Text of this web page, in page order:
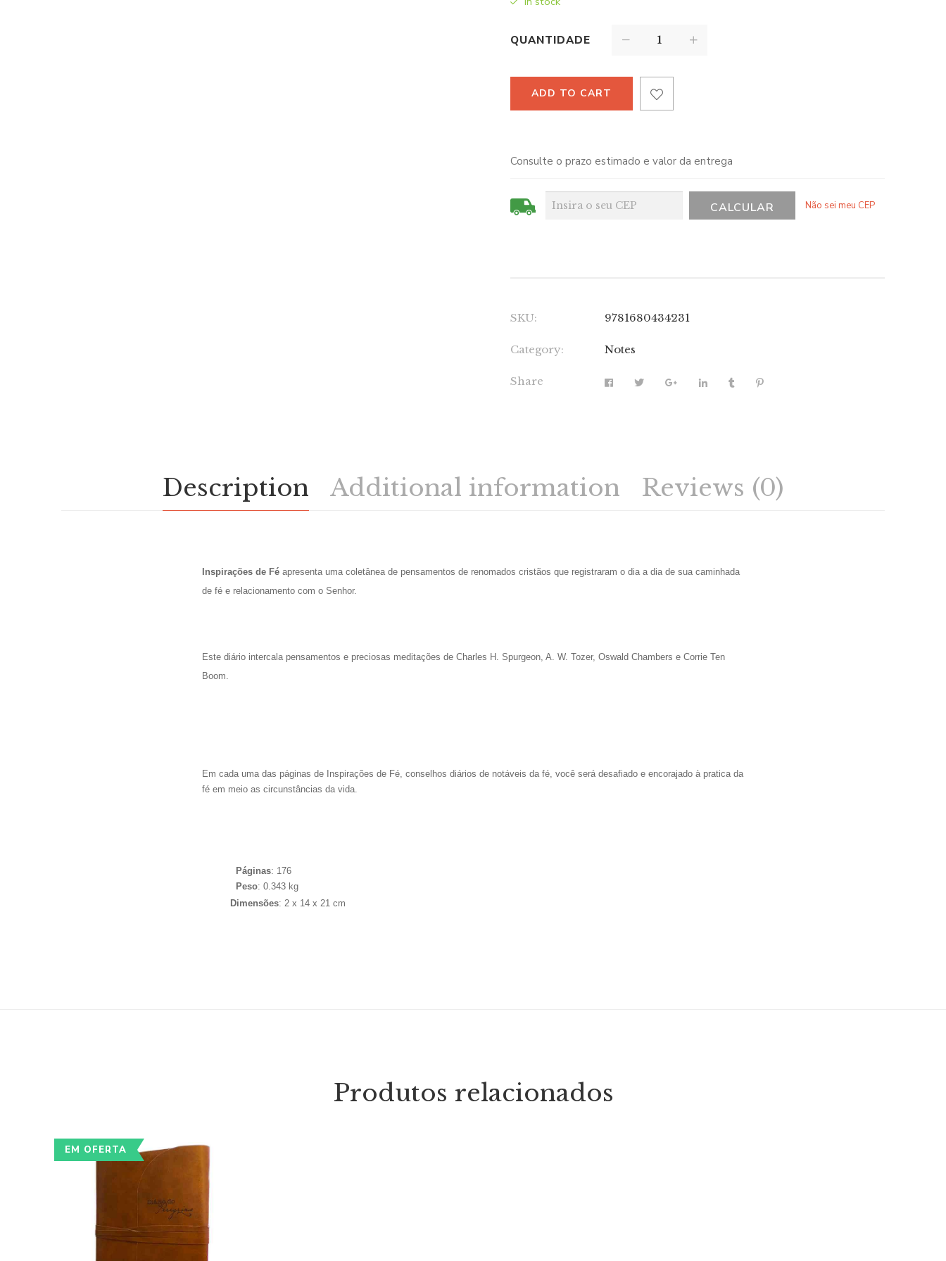
QUANTIDADE
ADD TO CART
Consulte o prazo estimado e valor da entrega
Não sei meu CEP
SKU: 9781680434231
Category: Notes
Share
Description Additional information Reviews (0)
Inspirações de Fé apresenta uma coletânea de pensamentos de renomados cristãos que registraram o dia a dia de sua caminhada
de fé e relacionamento com o Senhor.
Este diário intercala pensamentos e preciosas meditações de Charles H. Spurgeon, A. W. Tozer, Oswald Chambers e Corrie Ten
Boom.
Em cada uma das páginas de Inspirações de Fé, conselhos diários de notáveis da fé, você será desafiado e encorajado à pratica da
fé em meio as circunstâncias da vida.
Páginas: 176
Peso: 0.343 kg
Dimensões: 2 x 14 x 21 cm
Produtos relacionados
EM OFERTA